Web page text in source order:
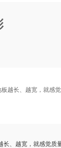
越长、越宽，就感
长、越宽，就感觉质